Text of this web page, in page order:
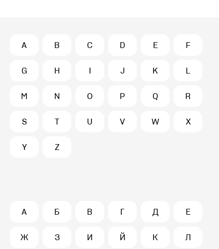
A B C D E F
G H I J K L
M N O P Q R
S T U V W X
Y Z
А Б В Г Д Е
Ж З И Й К Л